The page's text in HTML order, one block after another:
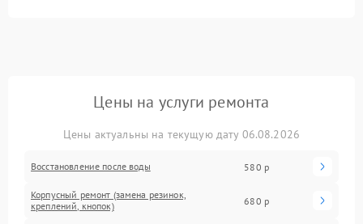
Цены на услуги ремонта
Цены актуальны на текущую дату 06.08.2026
Восстановление после воды 580 р
Корпусный ремонт (замена резинок,
креплений, кнопок)
680 р